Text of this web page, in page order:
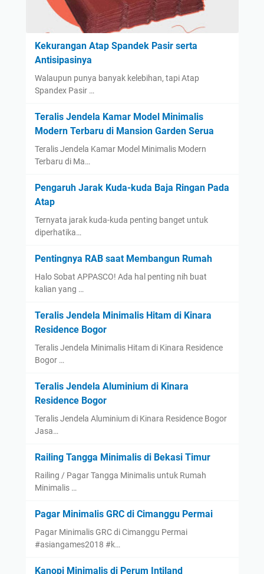
Kekurangan Atap Spandek Pasir serta
Antisipasinya
Walaupun punya banyak kelebihan, tapi Atap
Spandex Pasir …
Teralis Jendela Kamar Model Minimalis
Modern Terbaru di Mansion Garden Serua
Teralis Jendela Kamar Model Minimalis Modern
Terbaru di Ma…
Pengaruh Jarak Kuda-kuda Baja Ringan Pada
Atap
Ternyata jarak kuda-kuda penting banget untuk
diperhatika…
Pentingnya RAB saat Membangun Rumah
Halo Sobat APPASCO! Ada hal penting nih buat
kalian yang …
Teralis Jendela Minimalis Hitam di Kinara
Residence Bogor
Teralis Jendela Minimalis Hitam di Kinara Residence
Bogor …
Teralis Jendela Aluminium di Kinara
Residence Bogor
Teralis Jendela Aluminium di Kinara Residence Bogor
Jasa…
Railing Tangga Minimalis di Bekasi Timur
Railing / Pagar Tangga Minimalis untuk Rumah
Minimalis …
Pagar Minimalis GRC di Cimanggu Permai
Pagar Minimalis GRC di Cimanggu Permai
#asiangames2018 #k…
Kanopi Minimalis di Perum Intiland